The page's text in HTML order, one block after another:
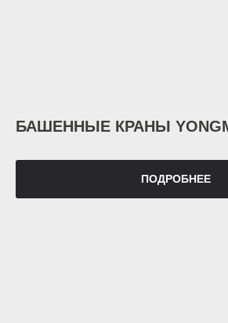
БАШЕННЫЕ КРАНЫ
ПОДРОБНЕЕ